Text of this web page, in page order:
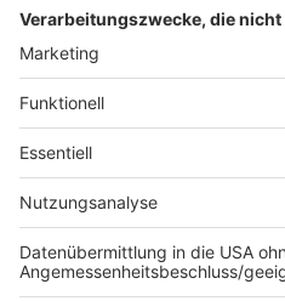
Anzeige
Anzeige